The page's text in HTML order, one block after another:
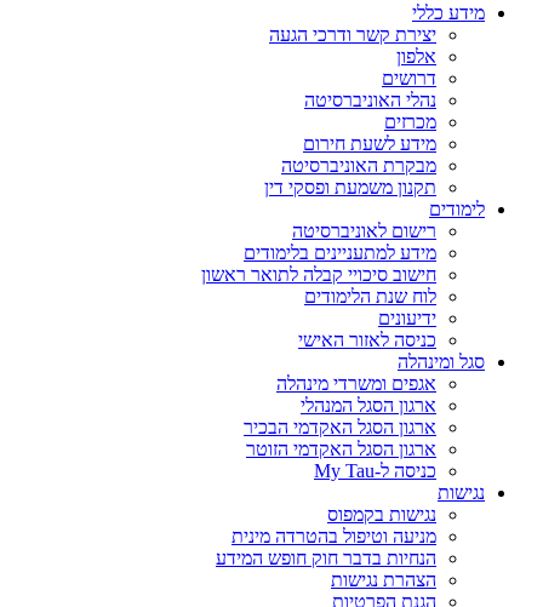
מידע כללי
יצירת קשר ודרכי הגעה
אלפון
דרושים
נהלי האוניברסיטה
מכרזים
מידע לשעת חירום
מבקרת האוניברסיטה
תקנון משמעת ופסקי דין
לימודים
רישום לאוניברסיטה
מידע למתעניינים בלימודים
חישוב סיכויי קבלה לתואר ראשון
לוח שנת הלימודים
ידיעונים
כניסה לאזור האישי
סגל ומינהלה
אגפים ומשרדי מינהלה
ארגון הסגל המנהלי
ארגון הסגל האקדמי הבכיר
ארגון הסגל האקדמי הזוטר
כניסה ל-My Tau
נגישות
נגישות בקמפוס
מניעה וטיפול בהטרדה מינית
הנחיות בדבר חוק חופש המידע
הצהרת נגישות
הגנת הפרטיות